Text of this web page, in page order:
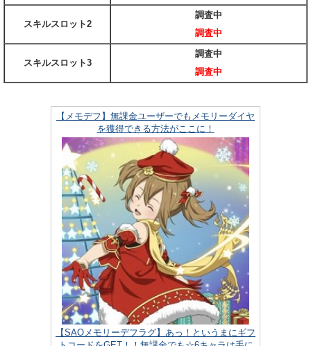
スキルスロット2
調査中
調査中
スキルスロット3
調査中
調査中
【メモデフ】無課金ユーザーでもメモリーダイヤ
を獲得できる方法がここに！
【SAOメモリーデフラグ】あっ！というまにギフ